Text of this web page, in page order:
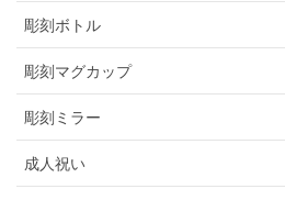
彫刻ボトル
彫刻マグカップ
彫刻ミラー
成人祝い